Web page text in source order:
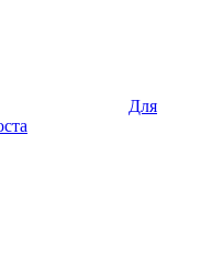
Для